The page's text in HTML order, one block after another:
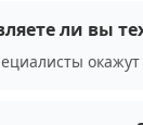
ли вы
окажут